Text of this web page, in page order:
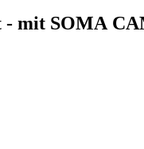
- mit SOMA